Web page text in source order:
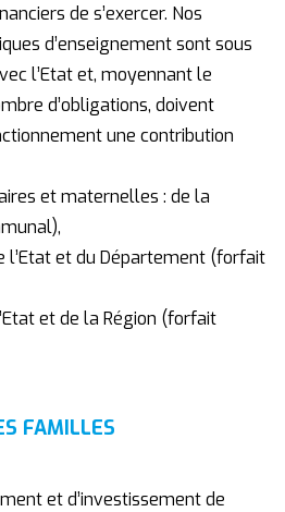
de s’exercer. Nos
d’enseignement sont sous
l’Etat et, moyennant le
d’obligations, doivent
une contribution
et maternelles : de la
l’Etat et du Département (forfait
et de la Région (forfait
FAMILLES
et d’investissement de